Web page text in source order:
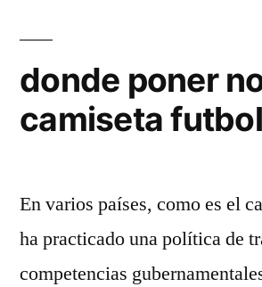
donde poner
camiseta futbol
En varios países, como es el
ha practicado una política de
competencias